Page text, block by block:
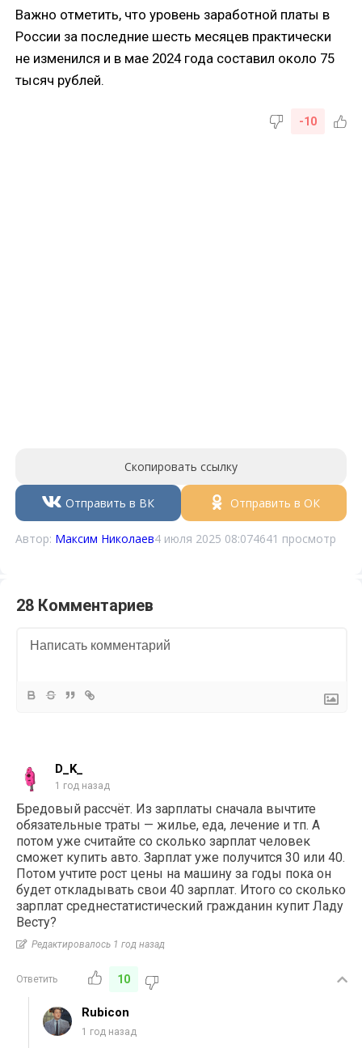
Важно отметить, что уровень заработной платы в
России за последние шесть месяцев практически
не изменился и в мае 2024 года составил около 75
тысяч рублей.
-10
Скопировать ссылку
Отправить в ВК Отправить в ОК
Автор: Максим Николаев4 июля 2025 08:074641 просмотр
28 Комментариев
D_K_
1 год назад
Бредовый рассчёт. Из зарплаты сначала вычтите
обязательные траты — жилье, еда, лечение и тп. А
потом уже считайте со сколько зарплат человек
сможет купить авто. Зарплат уже получится 30 или 40.
Потом учтите рост цены на машину за годы пока он
будет откладывать свои 40 зарплат. Итого со сколько
зарплат среднестатистический гражданин купит Ладу
Весту?
Редактировалось 1 год назад
Ответить 10
Rubicon
1 год назад